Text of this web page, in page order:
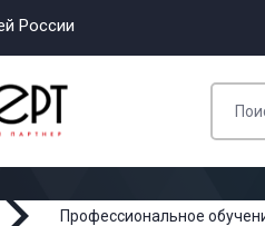
России
Профессиональное